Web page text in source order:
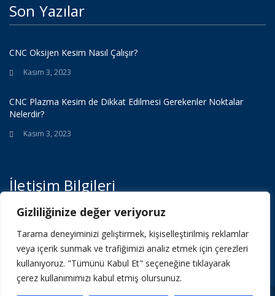
Gizliliğinize değer veriyoruz
Tarama deneyiminizi geliştirmek, kişiselleştirilmiş reklamlar
veya içerik sunmak ve trafiğimizi analiz etmek için çerezleri
kullanıyoruz. "Tümünü Kabul Et" seçeneğine tıklayarak
çerez kullanımımızı kabul etmiş olursunuz.
Son Yazılar
CNC Oksijen Kesim Nasıl Çalışır?
Kasım 3, 2023
CNC Plazma Kesim de Dikkat Edilmesi Gerekenler Noktalar
Nelerdir?
Kasım 3, 2023
İletişim Bilgileri
Işıktepe, OSB Mh Platin Sk No:6, 16140 Nilüfer / Bursa
Tel.: 02243244072